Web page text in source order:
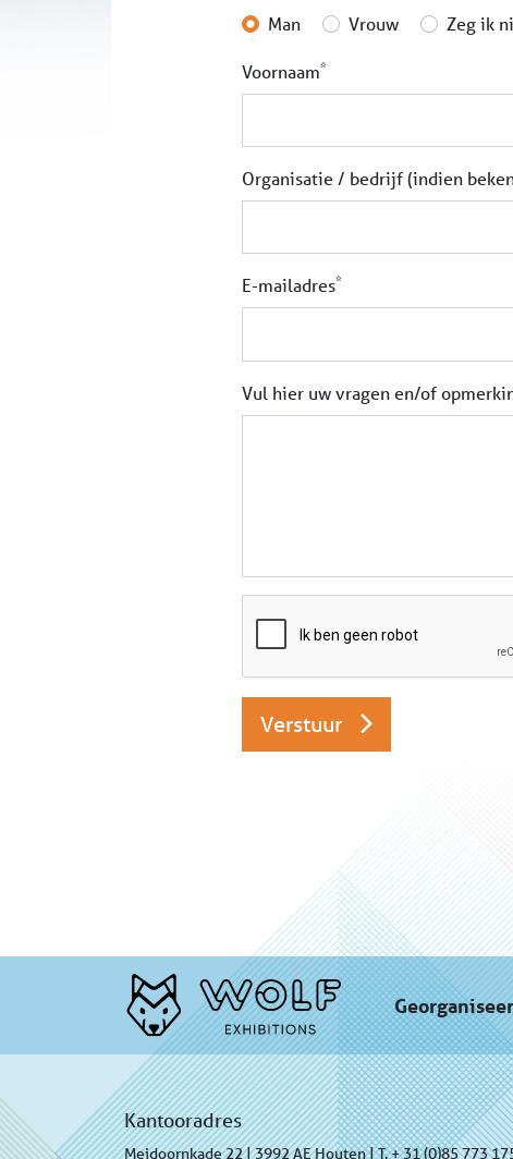
Man Vrouw Zeg ik
Voornaam*
Organisatie / bedrijf (indien
E-mailadres*
Vul hier uw vragen en/of
Verstuur
Kantooradres
Meidoornkade 22 | 3992 AE Houten | T. + 31 (0)85 773